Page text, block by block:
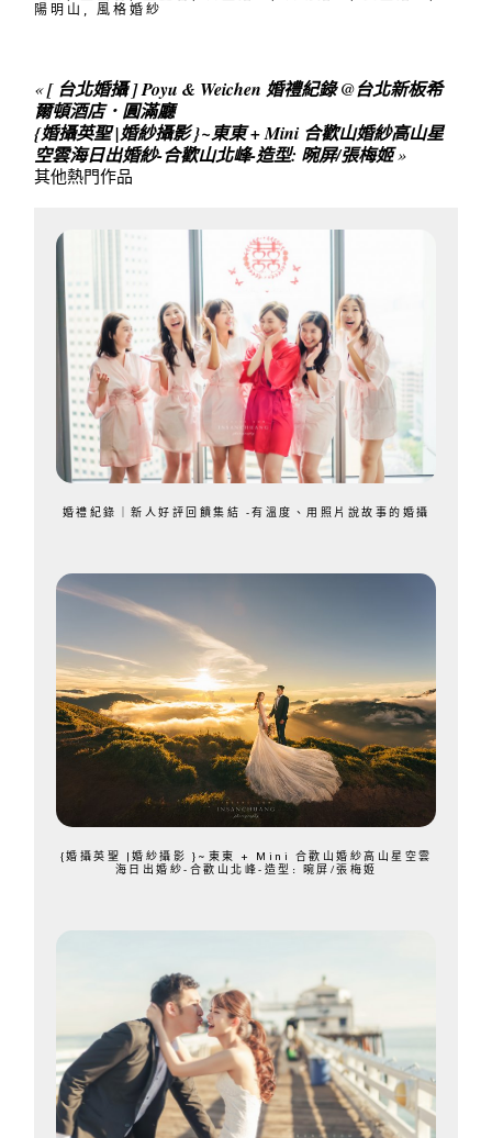
陽明山
風格婚紗
«[ 台北婚攝 ] Poyu & Weichen 婚禮紀錄 @台北新板希
爾頓酒店．圓滿廳
{婚攝英聖 |婚紗攝影 }~東東 + Mini 合歡山婚紗高山星
空雲海日出婚紗-合歡山北峰-造型: 晼屏/張梅姬»
其他熱門作品
婚禮紀錄｜新人好評回饋集結 -有溫度、用照片說故事的婚攝
{婚攝英聖 |婚紗攝影 }~東東 + Mini 合歡山婚紗高山星空雲
海日出婚紗-合歡山北峰-造型: 晼屏/張梅姬